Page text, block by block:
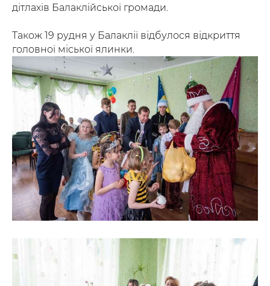
дітлахів Балаклійської громади.
Також 19 рудня у Балаклії відбулося відкриття
головної міської ялинки.